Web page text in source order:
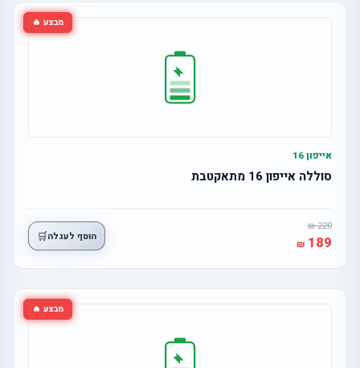
מבצע 🔥
אייפון 16
סוללה אייפון 16 מתאקטבת
220
189 הוסף לעגלה🛒
מבצע 🔥